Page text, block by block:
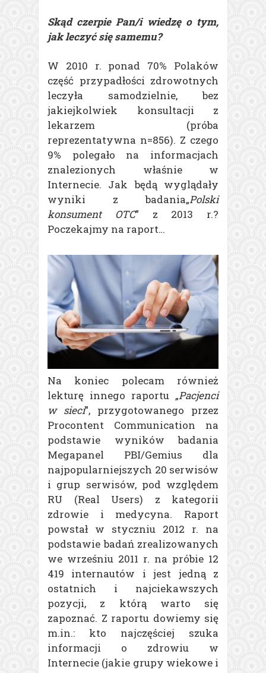
Skąd czerpie Pan/i wiedzę o tym,
jak leczyć się samemu?
W 2010 r. ponad 70% Polaków
część przypadłości zdrowotnych
leczyła samodzielnie, bez
jakiejkolwiek konsultacji z
lekarzem (próba
reprezentatywna n=856). Z czego
9% polegało na informacjach
znalezionych właśnie w
Internecie. Jak będą wyglądały
wyniki z badania„Polski
konsument OTC” z 2013 r.?
Poczekajmy na raport…
Na koniec polecam również
lekturę innego raportu „Pacjenci
w sieci”, przygotowanego przez
Procontent Communication na
podstawie wyników badania
Megapanel PBI/Gemius dla
najpopularniejszych 20 serwisów
i grup serwisów, pod względem
RU (Real Users) z kategorii
zdrowie i medycyna. Raport
powstał w styczniu 2012 r. na
podstawie badań zrealizowanych
we wrześniu 2011 r. na próbie 12
419 internautów i jest jedną z
ostatnich i najciekawszych
pozycji, z którą warto się
zapoznać. Z raportu dowiemy się
m.in.: kto najczęściej szuka
informacji o zdrowiu w
Internecie (jakie grupy wiekowe i